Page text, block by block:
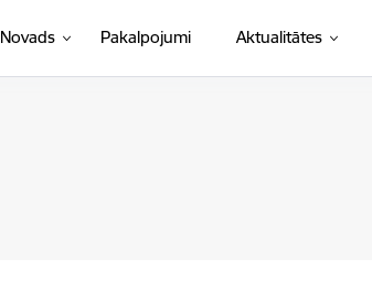
Novads Pakalpojumi Aktualitātes